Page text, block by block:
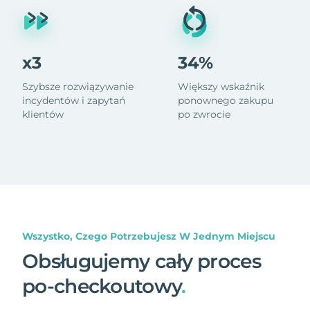
x3
Szybsze rozwiązywanie
incydentów i zapytań
klientów
34%
Większy wskaźnik
ponownego zakupu
po zwrocie
Wszystko, Czego Potrzebujesz W Jednym Miejscu
Obsługujemy cały proces
po-checkoutowy.